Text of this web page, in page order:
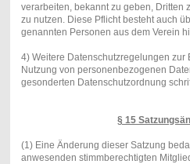
verarbeiten, bekannt zu geben, Dritten
zu nutzen. Diese Pflicht besteht auch
genannten Personen aus dem Verein
4) Weitere Datenschutzregelungen zur
Nutzung von personenbezogenen
gesonderten Datenschutzordnung
§ 15
(1) Eine Änderung dieser Satzung
anwesenden stimmberechtigten